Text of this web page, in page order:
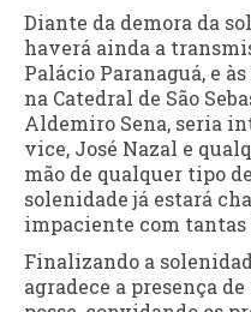
Diante da demora da
haverá ainda a
Palácio Paranaguá, e
na Catedral de São
Aldemiro Sena, seria
vice, José Nazal e
mão de qualquer tipo
solenidade já estará
impaciente com
Finalizando a
agradece a presença